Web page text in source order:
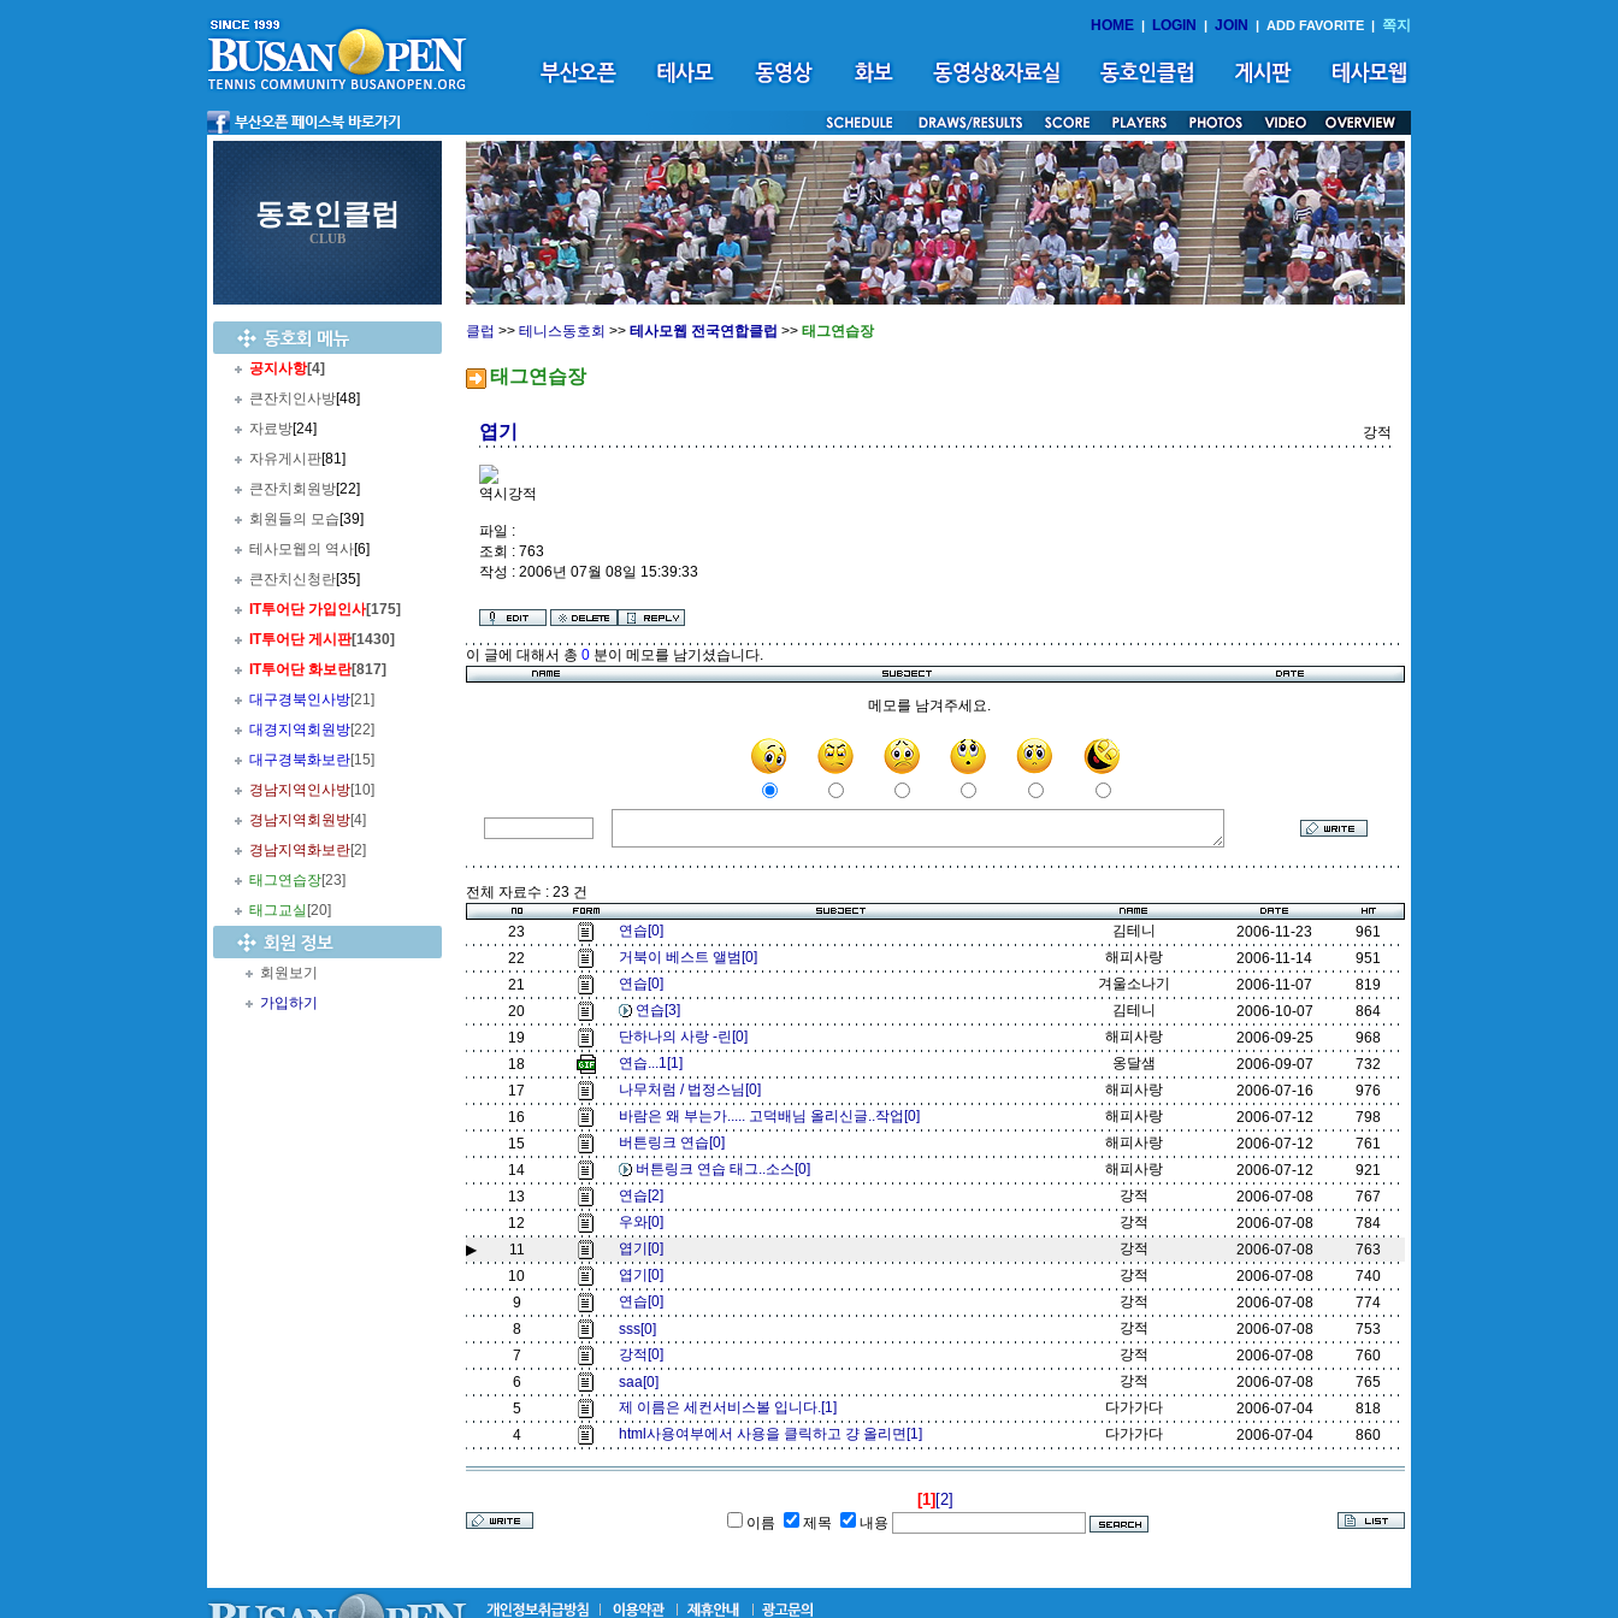
HOME | LOGIN | JOIN | ADD FAVORITE | 쪽지
동호인클럽
CLUB
공지사항[4]
큰잔치인사방[48]
자료방[24]
자유게시판[81]
큰잔치회원방[22]
회원들의 모습[39]
테사모웹의 역사[6]
큰잔치신청란[35]
IT투어단 가입인사[175]
IT투어단 게시판[1430]
IT투어단 화보란[817]
대구경북인사방[21]
대경지역회원방[22]
대구경북화보란[15]
경남지역인사방[10]
경남지역회원방[4]
경남지역화보란[2]
태그연습장[23]
태그교실 [20]
회원보기
가입하기
클럽 >> 테니스동호회 >> 테사모웹 전국연합클럽 >> 태그연습장
태그연습장
엽기 강적
역시강적
파일 :
조회 : 763
작성 : 2006년 07월 08일 15:39:33
이 글에 대해서 총 0 분이 메모를 남기셨습니다.
메모를 남겨주세요.
전체 자료수 : 23 건
23 연습[0] 김테니 2006-11-23
961
22
거북이 베스트 앨범[0] 해피사랑 2006-11-14
951
21
연습[0] 겨울소나기 2006-11-07
819
20
연습[3] 김테니 2006-10-07
864
19
단하나의 사랑 -린[0] 해피사랑 2006-09-25
968
18
연습...1[1] 옹달샘 2006-09-07
732
17
나무처럼 / 법정스님[0] 해피사랑 2006-07-16
976
16
바람은 왜 부는가..... 고덕배님 올리신글..작업[0] 해피사랑 2006-07-12
798
15
버튼링크 연습[0] 해피사랑 2006-07-12
761
14
버튼링크 연습 태그..소스[0] 해피사랑 2006-07-12
921
13
연습[2] 강적 2006-07-08
767
12
우와[0] 강적 2006-07-08
784
▶
11 엽기[0] 강적 2006-07-08
763
10
엽기[0] 강적 2006-07-08
740
9
연습[0] 강적 2006-07-08
774
8
sss[0] 강적 2006-07-08
753
7
강적[0] 강적 2006-07-08
760
6
saa[0] 강적 2006-07-08
765
5
제 이름은 세컨서비스볼 입니다.[1] 다가가다 2006-07-04
818
4
html사용여부에서 사용을 클릭하고 걍 올리면[1] 다가가다 2006-07-04 860
[1] [2]
이름 제목 내용